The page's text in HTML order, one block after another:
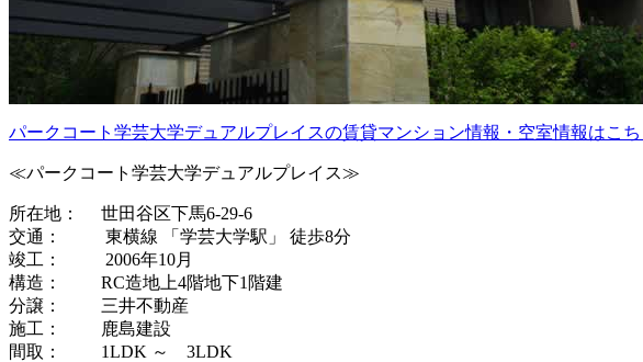
パークコート学芸大学デュアルプレイスの賃貸マンション情報・空室情報はこち
≪パークコート学芸大学デュアルプレイス≫
所在地： 世田谷区下馬6-29-6
交通： 東横線 「学芸大学駅」 徒歩8分
竣工： 2006年10月
構造： RC造地上4階地下1階建
分譲： 三井不動産
施工： 鹿島建設
間取： 1LDK ～ 3LDK